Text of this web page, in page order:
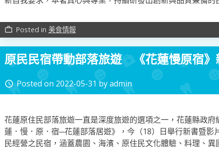
work_outline Posted in 美食情報
原民民宿帶動部落旅遊 《花蓮慢原宿》
access_time Posted on 2022-05-31 byadmin
花蓮原住民部落旅遊一直是深度旅遊的選項之一，花蓮縣政
蓮．慢．原．宿─花蓮部落居遊》，今（18）日舉行新書暨影
民經營之民宿，涵蓋農園、海濱、原住民文化體驗、料理、